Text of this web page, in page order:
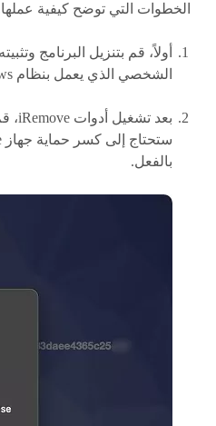
الخطوات التي توضح كيفية
الشخصي الذي يعمل بنظام Windows.
بالفعل.